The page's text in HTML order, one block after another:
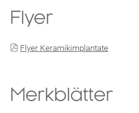
Flyer
 Flyer Keramikimplantate
Merkblätter